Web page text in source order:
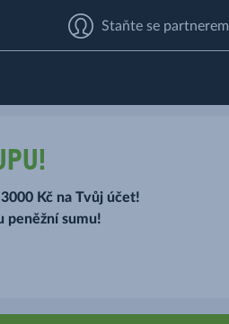
Staňte se partnerem
3000 Kč na Tvůjúčet!
peněžní sumu!